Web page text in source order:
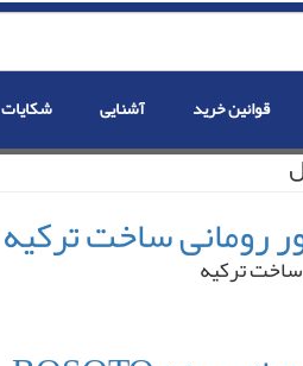
قوانین خرید آشنایی شکایات
رومانی ساخت ترکیهساخت ترکیه